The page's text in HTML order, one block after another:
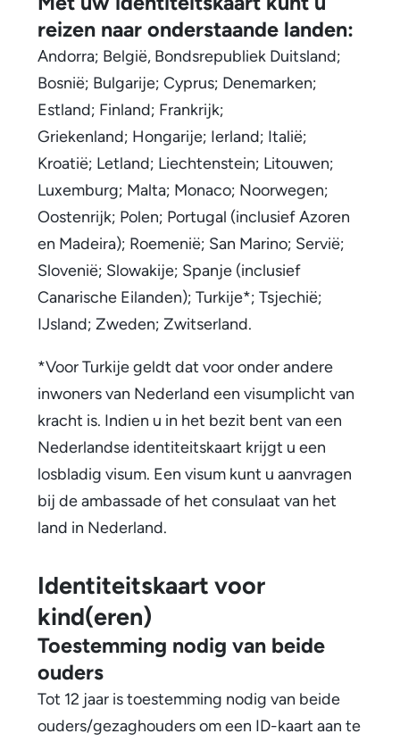
reizen naar onderstaande landen:
Andorra; België, Bondsrepubliek Duitsland;
Bosnië; Bulgarije; Cyprus; Denemarken;
Estland; Finland; Frankrijk;
Griekenland; Hongarije; Ierland; Italië;
Kroatië; Letland; Liechtenstein; Litouwen;
Luxemburg; Malta; Monaco; Noorwegen;
Oostenrijk; Polen; Portugal (inclusief Azoren
en Madeira); Roemenië; San Marino; Servië;
Slovenië; Slowakije; Spanje (inclusief
Canarische Eilanden); Turkije*; Tsjechië;
IJsland; Zweden; Zwitserland.
*Voor Turkije geldt dat voor onder andere
inwoners van Nederland een visumplicht van
kracht is. Indien u in het bezit bent van een
Nederlandse identiteitskaart krijgt u een
losbladig visum. Een visum kunt u aanvragen
bij de ambassade of het consulaat van het
land in Nederland.
Identiteitskaart voor
kind(eren)
Toestemming nodig van beide
ouders
Tot 12 jaar is toestemming nodig van beide
ouders/gezaghouders om een ID-kaart aan te